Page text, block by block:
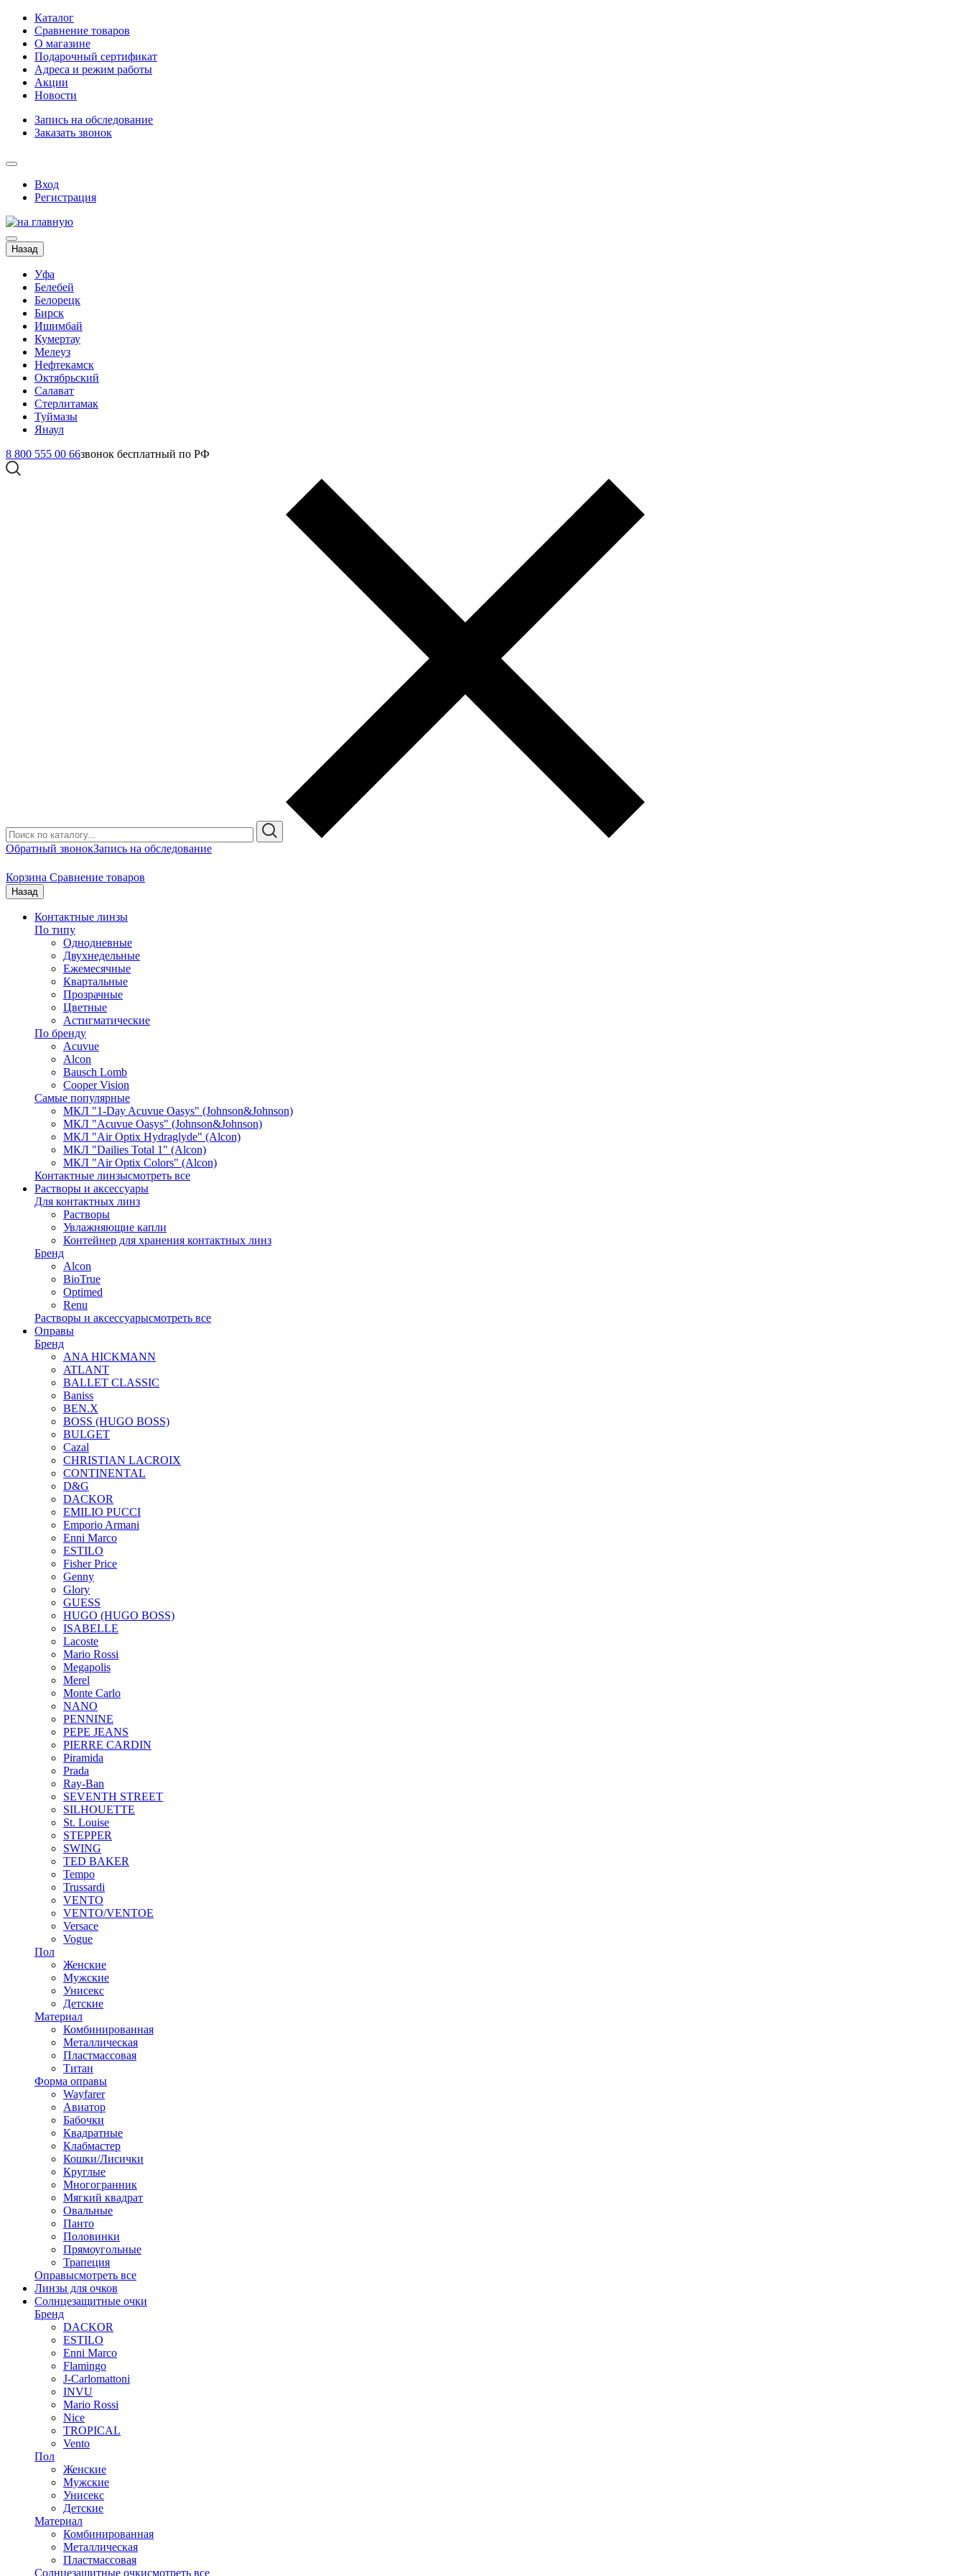
Каталог
Сравнение товаров
О магазине
Подарочный сертификат
Адреса и режим работы
Акции
Новости
Запись на обследование
Заказать звонок
Вход
Регистрация
Назад
Уфа
Белебей
Белорецк
Бирск
Ишимбай
Кумертау
Мелеуз
Нефтекамск
Октябрьский
Салават
Стерлитамак
Туймазы
Янаул
8 800 555 00 66звонок бесплатный по РФ
Обратный звонокЗапись на обследование
Корзина Сравнение товаров
Назад
Контактные линзы
По типу
Однодневные
Двухнедельные
Ежемесячные
Квартальные
Прозрачные
Цветные
Астигматические
По бренду
Acuvue
Alcon
Bausch Lomb
Cooper Vision
Самые популярные
МКЛ "1-Day Acuvue Oasys" (Johnson&Johnson)
МКЛ "Acuvue Oasys" (Johnson&Johnson)
МКЛ "Air Optix Hydraglyde" (Alcon)
МКЛ "Dailies Total 1" (Alcon)
МКЛ "Air Optix Colors" (Alcon)
Контактные линзысмотреть все
Растворы и аксессуары
Для контактных линз
Растворы
Увлажняющие капли
Контейнер для хранения контактных линз
Бренд
Alcon
BioTrue
Optimed
Renu
Растворы и аксессуарысмотреть все
Оправы
Бренд
ANA HICKMANN
ATLANT
BALLET CLASSIC
Baniss
BEN.X
BOSS (HUGO BOSS)
BULGET
Cazal
CHRISTIAN LACROIX
CONTINENTAL
D&G
DACKOR
EMILIO PUCCI
Emporio Armani
Enni Marco
ESTILO
Fisher Price
Genny
Glory
GUESS
HUGO (HUGO BOSS)
ISABELLE
Lacoste
Mario Rossi
Megapolis
Merel
Monte Carlo
NANO
PENNINE
PEPE JEANS
PIERRE CARDIN
Piramida
Prada
Ray-Ban
SEVENTH STREET
SILHOUETTE
St. Louise
STEPPER
SWING
TED BAKER
Tempo
Trussardi
VENTO
VENTO/VENTOE
Versace
Vogue
Пол
Женские
Мужские
Унисекс
Детские
Материал
Комбинированная
Металлическая
Пластмассовая
Титан
Форма оправы
Wayfarer
Авиатор
Бабочки
Квадратные
Клабмастер
Кошки/Лисички
Круглые
Многогранник
Мягкий квадрат
Овальные
Панто
Половинки
Прямоугольные
Трапеция
Оправысмотреть все
Линзы для очков
Солнцезащитные очки
Бренд
DACKOR
ESTILO
Enni Marco
Flamingo
J-Carlomattoni
INVU
Mario Rossi
Nice
TROPICAL
Vento
Пол
Женские
Мужские
Унисекс
Детские
Материал
Комбинированная
Металлическая
Пластмассовая
Солнцезащитные очкисмотреть все